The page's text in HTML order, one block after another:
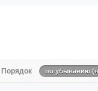
Порядок по убыванию